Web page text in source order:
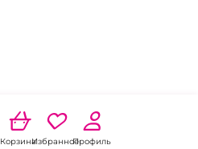
КорзинаИзбранноеПрофиль